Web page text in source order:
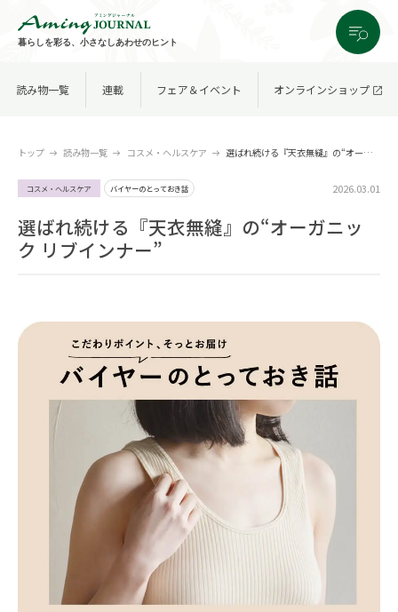
暮らしを彩る、小さなしあわせのヒント
読み物一覧 連載 フェア＆イベント オンラインショップ
トップ 読み物一覧 コスメ・ヘルスケア 選ばれ続ける『天衣無縫』の“オーガニック リブインナー”
コスメ・ヘルスケア バイヤーのとっておき話 2026.03.01
選ばれ続ける『天衣無縫』の“オーガニッ
ク リブインナー”